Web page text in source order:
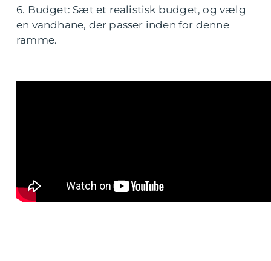
6. Budget: Sæt et realistisk budget, og vælg
en vandhane, der passer inden for denne
ramme.